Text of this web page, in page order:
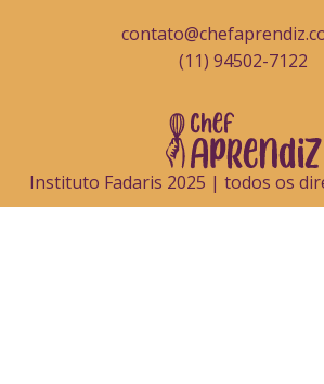
(11) 94502-7122
Instituto Fadaris 2025 | todos os